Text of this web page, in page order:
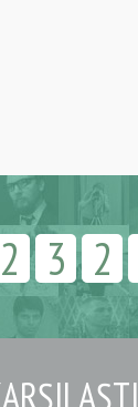
2 3 2